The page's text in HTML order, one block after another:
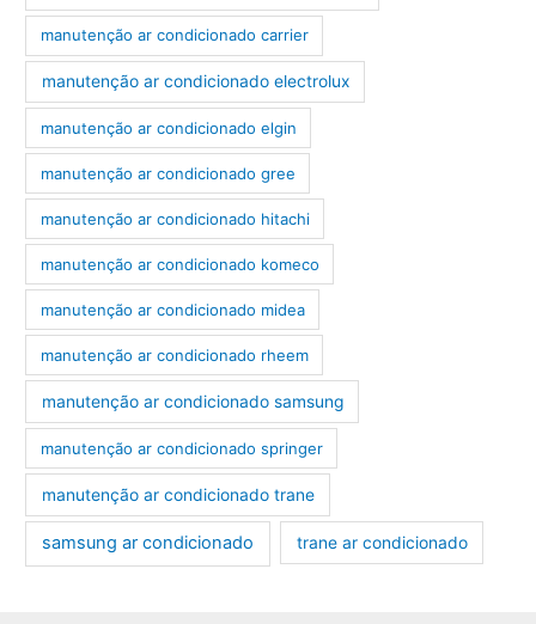
manutenção ar condicionado carrier
manutenção ar condicionado electrolux
manutenção ar condicionado elgin
manutenção ar condicionado gree
manutenção ar condicionado hitachi
manutenção ar condicionado komeco
manutenção ar condicionado midea
manutenção ar condicionado rheem
manutenção ar condicionado samsung
manutenção ar condicionado springer
manutenção ar condicionado trane
samsung ar condicionado trane ar condicionado